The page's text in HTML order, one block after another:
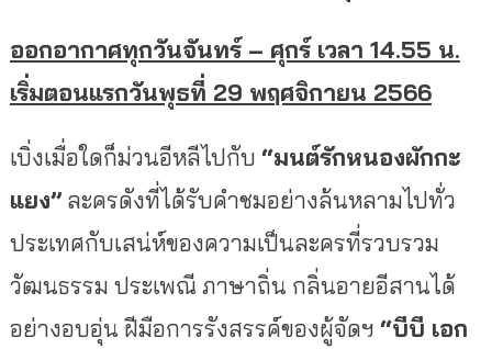
ออกอากาศทุกวันจันทร์ – ศุกร์ เวลา 14.55 น.
เริ่มตอนแรกวันพุธที่ 29 พฤศจิกายน 2566
เบิ่งเมื่อใดก็ม่วนอีหลีไปกับ “มนต์รักหนองผักกะ
แยง”ละครดังที่ได้รับคำชมอย่างล้นหลามไปทั่ว
ประเทศกับเสน่ห์ของความเป็นละครที่รวบรวม
วัฒนธรรม ประเพณี ภาษาถิ่น กลิ่นอายอีสานได้
อย่างอบอุ่น ฝีมือการรังสรรค์ของผู้จัดฯ “บีบี เอก